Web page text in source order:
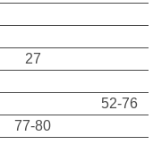
27
52-76
77-80